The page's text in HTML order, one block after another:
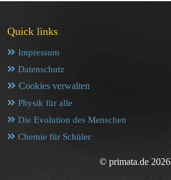
Quick links
Impressum
Datenschutz
Cookies verwalten
Physik für alle
Die Evolution des Menschen
Chemie für Schüler
© primata.de 2026